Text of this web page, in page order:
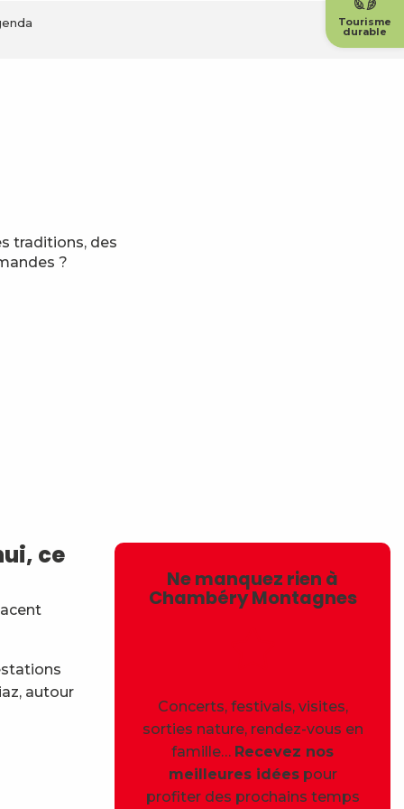
Tourisme
durable
traditions, des
?
ce
autour
Ne manquez rien à
Chambéry Montagnes
Concerts, festivals, visites,
sorties nature, rendez-vous en
famille… Recevez nos
meilleures idéespour
profiter des prochains temps